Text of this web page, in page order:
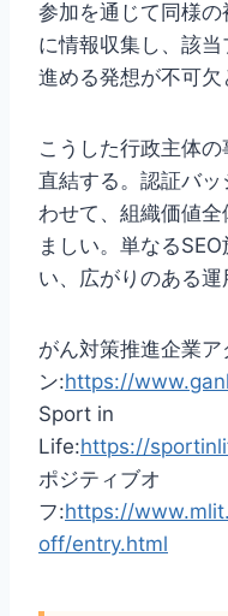
参加を通じて同様
に情報収集し、該
進める発想が不可欠
こうした行政主体
直結する。認証バ
わせて、組織価値
ましい。単なる
い、広がりのある運
がん対策推進企業ア
ン:https://
Sport in
Life:https://
ポジティブオ
フ:https://
off/entry.html